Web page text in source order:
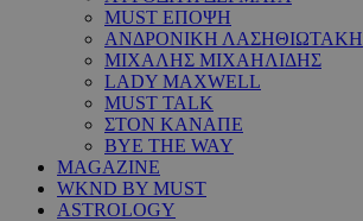
MUST ΕΠΟΨΗ
ΑΝΔΡΟΝΙΚΗ ΛΑΣΗΘΙΩΤΑΚΗ
ΜΙΧΑΛΗΣ ΜΙΧΑΗΛΙΔΗΣ
LADY MAXWELL
MUST TALK
ΣΤΟΝ ΚΑΝΑΠΕ
BYE THE WAY
MAGAZINE
WKND BY MUST
ASTROLOGY